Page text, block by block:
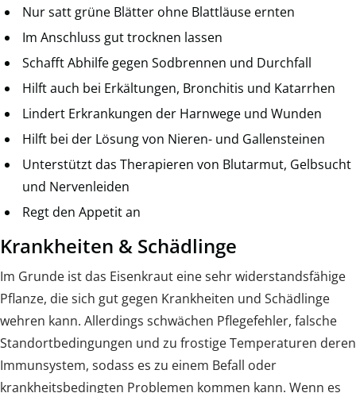
Nur satt grüne Blätter ohne Blattläuse ernten
Im Anschluss gut trocknen lassen
Schafft Abhilfe gegen Sodbrennen und Durchfall
Hilft auch bei Erkältungen, Bronchitis und Katarrhen
Lindert Erkrankungen der Harnwege und Wunden
Hilft bei der Lösung von Nieren- und Gallensteinen
Unterstützt das Therapieren von Blutarmut, Gelbsucht
und Nervenleiden
Regt den Appetit an
Krankheiten & Schädlinge
Im Grunde ist das Eisenkraut eine sehr widerstandsfähige
Pflanze, die sich gut gegen Krankheiten und Schädlinge
wehren kann. Allerdings schwächen Pflegefehler, falsche
Standortbedingungen und zu frostige Temperaturen deren
Immunsystem, sodass es zu einem Befall oder
krankheitsbedingten Problemen kommen kann. Wenn es